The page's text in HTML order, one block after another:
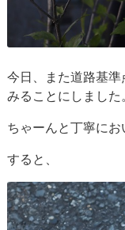
今日、また道路基
みることにしました
ちゃーんと丁寧にお
すると、